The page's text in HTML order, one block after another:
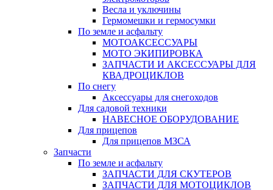
Весла и уключины
Гермомешки и гермосумки
По земле и асфальту
МОТОАКСЕССУАРЫ
МОТО ЭКИПИРОВКА
ЗАПЧАСТИ И АКСЕССУАРЫ ДЛЯ
КВАДРОЦИКЛОВ
По снегу
Аксессуары для снегоходов
Для садовой техники
НАВЕСНОЕ ОБОРУДОВАНИЕ
Для прицепов
Для прицепов МЗСА
Запчасти
По земле и асфальту
ЗАПЧАСТИ ДЛЯ СКУТЕРОВ
ЗАПЧАСТИ ДЛЯ МОТОЦИКЛОВ